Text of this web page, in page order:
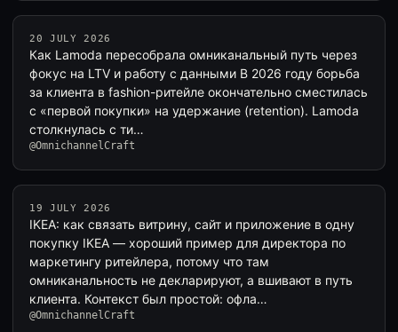
20 JULY 2026
Как Lamoda пересобрала омниканальный путь через
фокус на LTV и работу с данными В 2026 году борьба
за клиента в fashion-ритейле окончательно сместилась
с «первой покупки» на удержание (retention). Lamoda
столкнулась с ти…
@OmnichannelCraft
19 JULY 2026
IKEA: как связать витрину, сайт и приложение в одну
покупку IKEA — хороший пример для директора по
маркетингу ритейлера, потому что там
омниканальность не декларируют, а вшивают в путь
клиента. Контекст был простой: офла…
@OmnichannelCraft